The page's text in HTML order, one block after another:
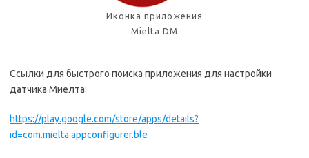
Иконка приложения
Mielta DM
Ссылки для быстрого поиска приложения для настройки
датчика Миелта:
https://play.google.com/store/apps/details?
id=com.mielta.appconfigurer.ble